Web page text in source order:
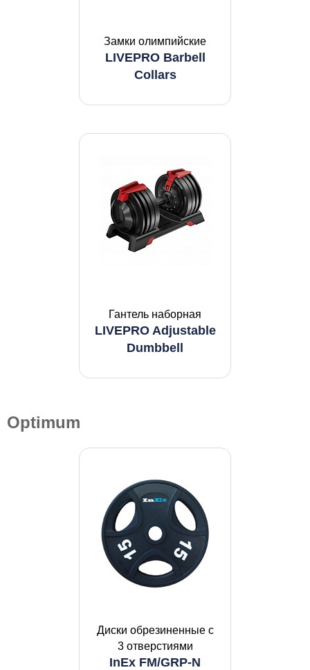
Замки олимпийские
LIVEPRO Barbell
Collars
Гантель наборная
LIVEPRO Adjustable
Dumbbell
Optimum
Диски обрезиненные с
3 отверстиями
InEx FM/GRP-N